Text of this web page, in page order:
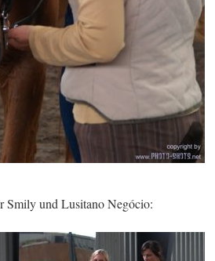
Smily und Lusitano Negócio: